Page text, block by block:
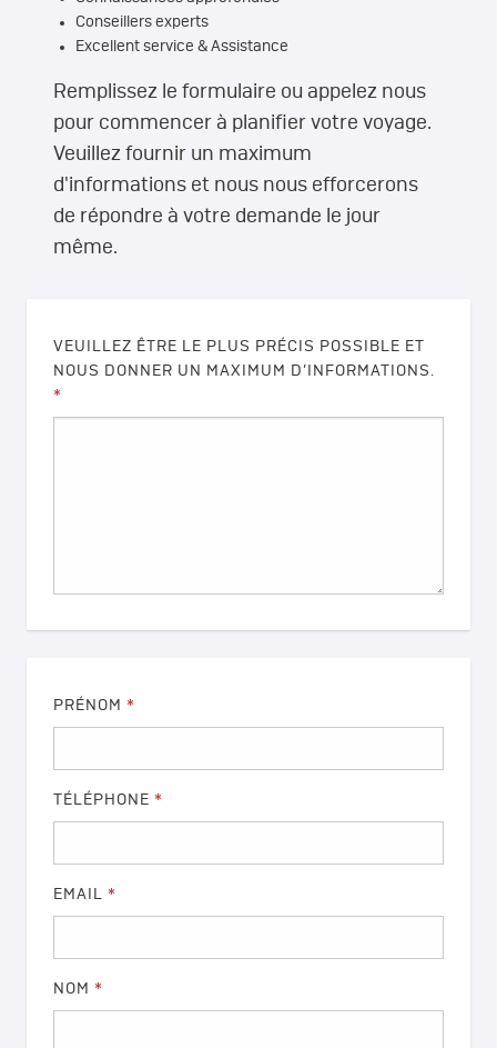
Conseillers experts
Excellent service & Assistance
Remplissez le formulaire ou appelez nous
pour commencer à planifier votre voyage.
Veuillez fournir un maximum
d'informations et nous nous efforcerons
de répondre à votre demande le jour
même.
VEUILLEZ ÊTRE LE PLUS PRÉCIS POSSIBLE ET
NOUS DONNER UN MAXIMUM D’INFORMATIONS.
*
PRÉNOM *
TÉLÉPHONE *
EMAIL *
NOM *